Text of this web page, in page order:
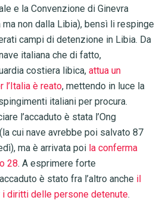
e la Convenzione di Ginevra
non dalla Libia), bensì li respinge
campi di detenzione in Libia. Da
italiana che di fatto,
costiera libica, attua un
l’Italia è reato, mettendo in luce la
italiani per procura.
l’accaduto è stata l’Ong
cui nave avrebbe poi salvato 87
ma è arrivata poi la conferma
28. A esprimere forte
è stato fra l’altro ancheil
i diritti delle persone detenute.